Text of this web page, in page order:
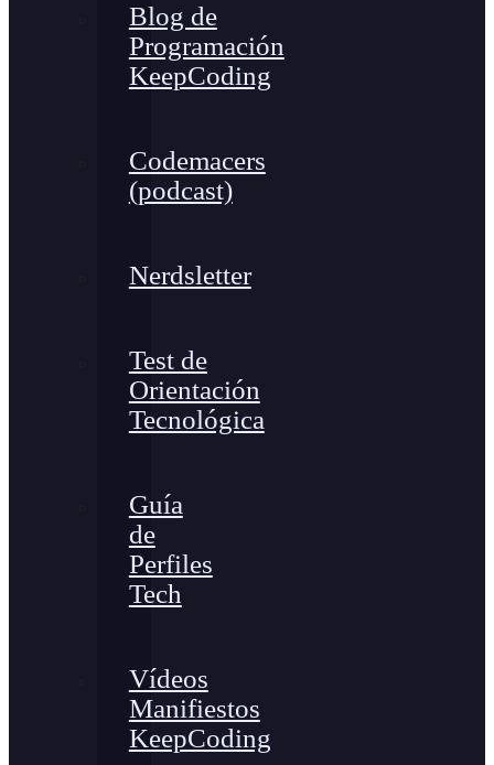
Blog de
Programación
KeepCoding
Codemacers
(podcast)
Nerdsletter
Test de
Orientación
Tecnológica
Guía
de
Perfiles
Tech
Vídeos
Manifiestos
KeepCoding